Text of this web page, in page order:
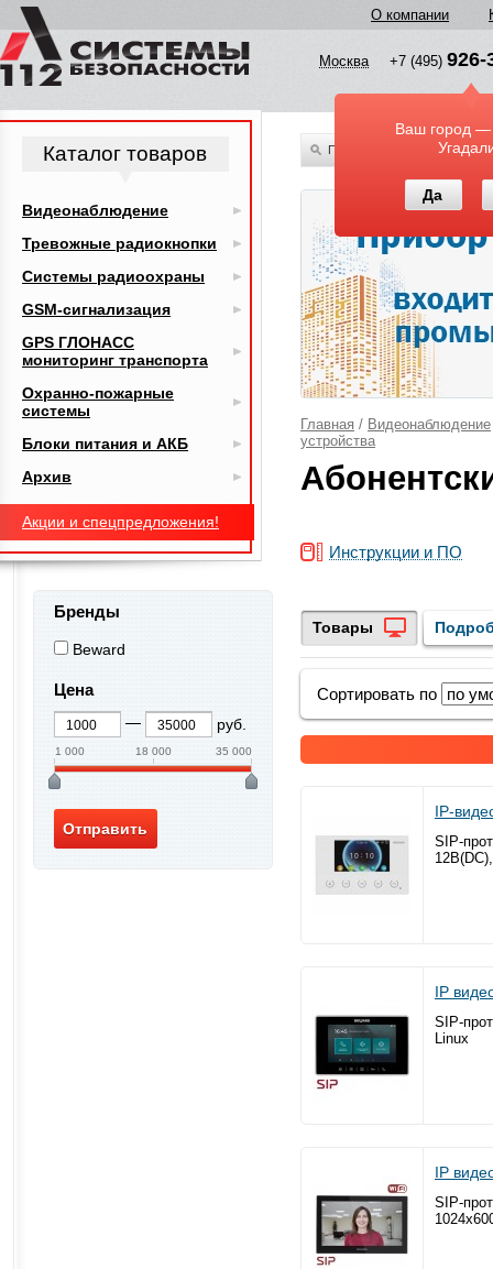
О компании
Москва +7 (495) 926-
Ваш город —
Да
По всему каталогу
Главная / Видеонаблюдение
устройства
Инструкции и ПО
Товары
Сортировать по
IP-
SIP-
IP
SIP-
Linux
IP
SIP-
Каталог товаров
Видеонаблюдение
Тревожные радиокнопки
Системы радиоохраны
GSM-сигнализация
GPS ГЛОНАСС
мониторинг транспорта
Охранно-пожарные
системы
Блоки питания и АКБ
Архив
Акции и спецпредложения!
Бренды
Beward
Цена
руб.
1 000 18 000 35 000